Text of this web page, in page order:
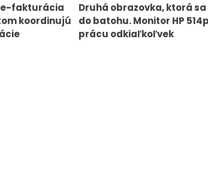
e-fakturácia
koordinujú
Druhá obrazovka, ktorá
do batohu. Monitor HP
prácu odkiaľkoľvek